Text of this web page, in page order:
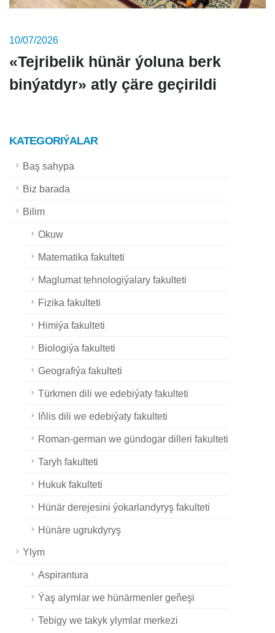
10/07/2026
«Tejribelik hünär ýoluna berk
binýatdyr» atly çäre geçirildi
KATEGORIÝALAR
Baş sahypa
Biz barada
Bilim
Okuw
Matematika fakulteti
Maglumat tehnologiýalary fakulteti
Fizika fakulteti
Himiýa fakulteti
Biologiýa fakulteti
Geografiýa fakulteti
Türkmen dili we edebiýaty fakulteti
Iňlis dili we edebiýaty fakulteti
Roman-german we gündogar dilleri fakulteti
Taryh fakulteti
Hukuk fakulteti
Hünär derejesini ýokarlandyryş fakulteti
Hünäre ugrukdyryş
Ylym
Aspirantura
Ýaş alymlar we hünärmenler geňeşi
Tebigy we takyk ylymlar merkezi